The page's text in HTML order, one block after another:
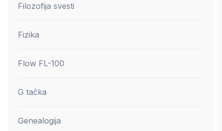
Filozofija svesti
Fizika
Flow FL-100
G tačka
Genealogija